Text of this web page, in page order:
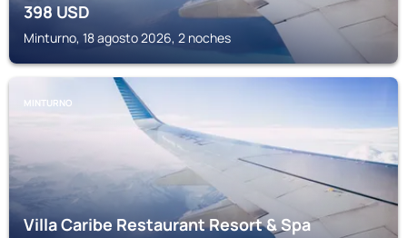
398USD
Minturno, 18 agosto 2026, 2 noches
MINTURNO
Villa Caribe Restaurant Resort & Spa